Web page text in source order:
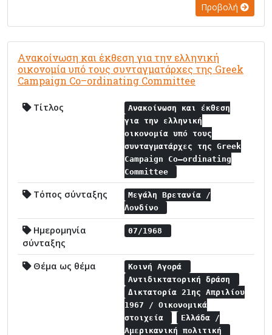
Προβολή
Ανακοίνωση και έκθεση για την ελληνική
οικονομία υπό τους συνταγματάρχες της Greek
Campaign Co–ordinating Committee
Τίτλος
Ανακοίνωση και έκθεση
για την ελληνική
οικονομία υπό τους
συνταγματάρχες της Greek
Campaign Co–ordinating
Committee
Τόπος σύνταξης
Μεγάλη Βρετανία /
Λονδίνο
Ημερομηνία
σύνταξης
07/1968
Θέμα ως θέμα
Κοινή Αγορά
Αντιδικτατορική δράση
Δικτατορία 21ης Απριλίου
1967 / Οικονομικά
στοιχεία
Ελλάδα /
Αμερικανική πολιτική